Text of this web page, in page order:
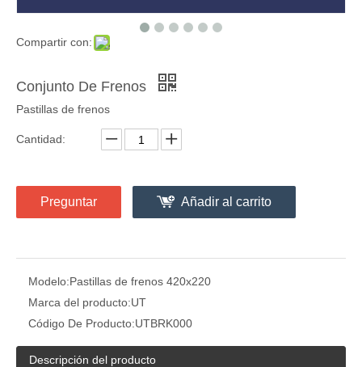
Compartir con:
Conjunto De Frenos
Pastillas de frenos
Cantidad:
Preguntar Añadir al carrito
Modelo:Pastillas de frenos 420x220
Marca del producto:UT
Código De Producto:UTBRK000
Descripción del producto